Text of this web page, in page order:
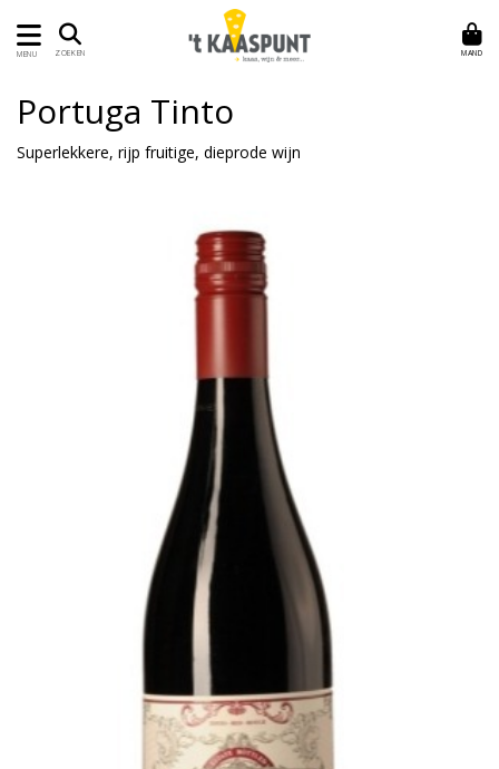
MENU ZOEKEN MAND
Portuga Tinto
Superlekkere, rijp fruitige, dieprode wijn